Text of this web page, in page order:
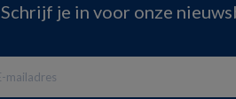
Schrijf je in voor onze